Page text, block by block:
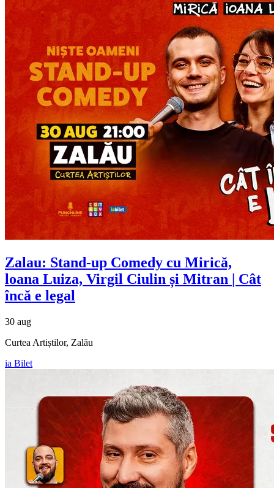
Zalau: Stand-up Comedy cu Mirică,
loana Luiza, Virgil Ciulin și Mitran
| Cât
încă e legal
30 aug
Curtea Artiștilor, Zalău
ia Bilet